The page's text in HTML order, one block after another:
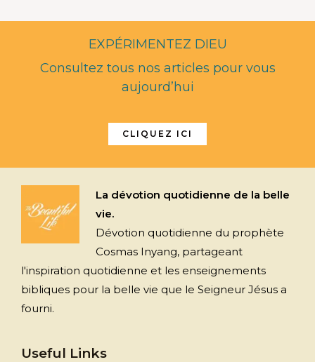
EXPÉRIMENTEZ DIEU
Consultez tous nos articles pour vous
aujourd’hui
CLIQUEZ ICI
La dévotion quotidienne de la belle
vie.
Dévotion quotidienne du prophète
Cosmas Inyang, partageant
l'inspiration quotidienne et les enseignements
bibliques pour la belle vie que le Seigneur Jésus a
fourni.
Useful Links